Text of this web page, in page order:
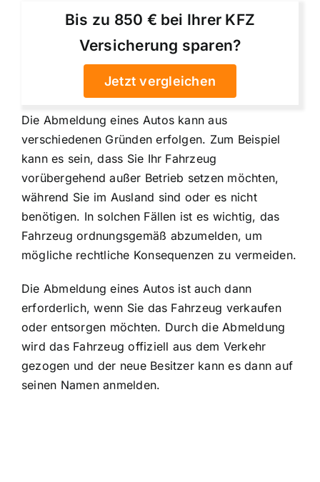
Bis zu 850 € bei Ihrer KFZ
Versicherung sparen?
Jetzt vergleichen
Die Abmeldung eines Autos kann aus
verschiedenen Gründen erfolgen. Zum Beispiel
kann es sein, dass Sie Ihr Fahrzeug
vorübergehend außer Betrieb setzen möchten,
während Sie im Ausland sind oder es nicht
benötigen. In solchen Fällen ist es wichtig, das
Fahrzeug ordnungsgemäß abzumelden, um
mögliche rechtliche Konsequenzen zu vermeiden.
Die Abmeldung eines Autos ist auch dann
erforderlich, wenn Sie das Fahrzeug verkaufen
oder entsorgen möchten. Durch die Abmeldung
wird das Fahrzeug offiziell aus dem Verkehr
gezogen und der neue Besitzer kann es dann auf
seinen Namen anmelden.